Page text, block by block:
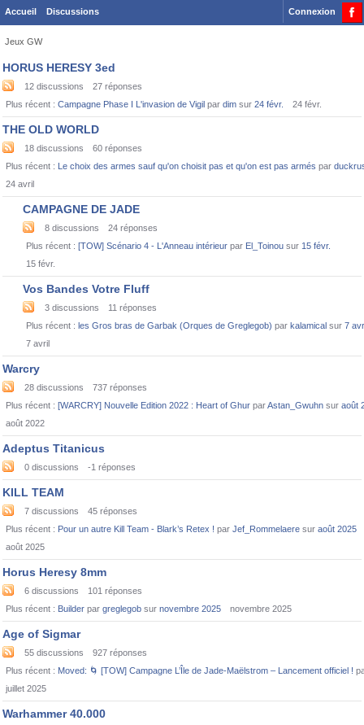
Accueil Discussions Connexion
Jeux GW
Category
List
HORUS HERESY 3ed
12 discussions 27 réponses
Plus récent : Campagne Phase I L'invasion de Vigil par dim sur 24 févr. 24 févr.
THE OLD WORLD
18 discussions 60 réponses
Plus récent : Le choix des armes sauf qu'on choisit pas et qu'on est pas armés par
24 avril
CAMPAGNE DE JADE
8 discussions 24 réponses
Plus récent : [TOW] Scénario 4 - L'Anneau intérieur par El_Toinou sur 15 févr.
15 févr.
Vos Bandes Votre Fluff
3 discussions 11 réponses
Plus récent : les Gros bras de Garbak (Orques de Greglegob) par kalamical sur 7
7 avril
Warcry
28 discussions 737 réponses
Plus récent : [WARCRY] Nouvelle Edition 2022 : Heart of Ghur parAstan_Gwuhn sur août
août 2022
Adeptus Titanicus
0 discussions -1 réponses
KILL TEAM
7 discussions 45 réponses
Plus récent : Pour un autre Kill Team - Blark’s Retex ! par Jef_Rommelaere sur août 2025
août 2025
Horus Heresy 8mm
6 discussions 101 réponses
Plus récent : Builder par greglegob sur novembre 2025 novembre 2025
Age of Sigmar
55 discussions 927 réponses
Plus récent : Moved: 🌀 [TOW] Campagne L’Île de Jade-Maëlstrom – Lancement officiel !
juillet 2025
Warhammer 40.000